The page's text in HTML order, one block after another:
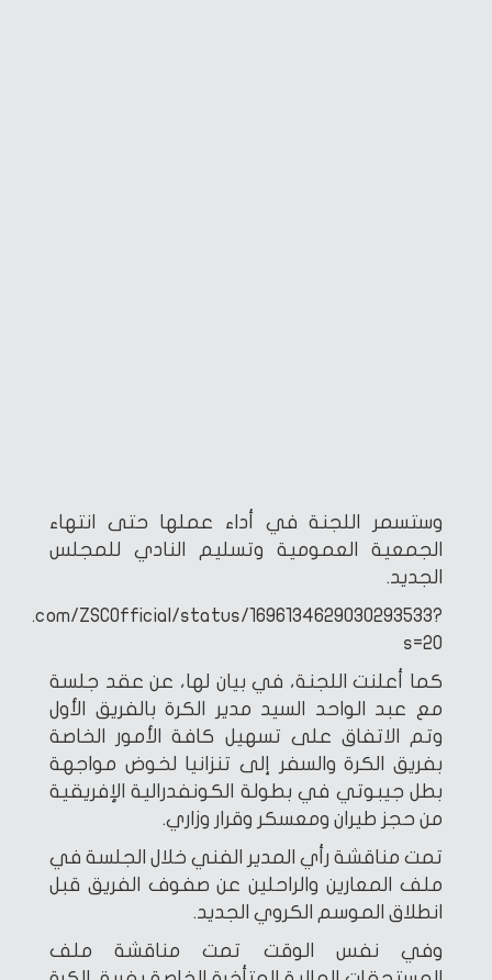
وستسمر اللجنة في أداء عملها حتى انتهاء
الجمعية العمومية وتسليم النادي للمجلس
الجديد.
ZSCOfficial/status/1696134629030293533?
s=20
كما أعلنت اللجنة، في بيان لها، عن عقد جلسة
مع عبد الواحد السيد مدير الكرة بالفريق الأول
وتم الاتفاق على تسهيل كافة الأمور الخاصة
بفريق الكرة والسفر إلى تنزانيا لخوض مواجهة
بطل جيبوتي في بطولة الكونفدرالية الإفريقية
من حجز طيران ومعسكر وقرار وزاري.
تمت مناقشة رأي المدير الفني خلال الجلسة في
ملف المعارين والراحلين عن صفوف الفريق قبل
انطلاق الموسم الكروي الجديد.
وفي نفس الوقت تمت مناقشة ملف